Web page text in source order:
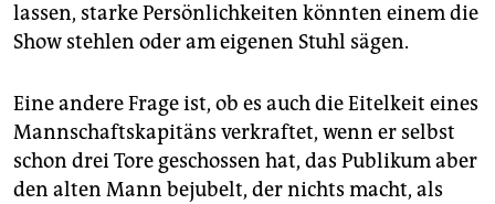
lassen, starke Persönlichkeiten könnten einem die
Show stehlen oder am eigenen Stuhl sägen.
Eine andere Frage ist, ob es auch die Eitelkeit eines
Mannschaftskapitäns verkraftet, wenn er selbst
schon drei Tore geschossen hat, das Publikum aber
den alten Mann bejubelt, der nichts macht, als